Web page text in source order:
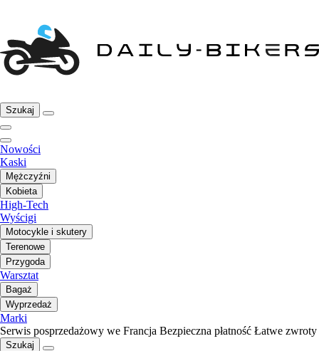
Szukaj
Nowości
Kaski
Mężczyźni
Kobieta
High-Tech
Wyścigi
Motocykle i skutery
Terenowe
Przygoda
Warsztat
Bagaż
Wyprzedaż
Marki
Serwis posprzedażowy we Francja Bezpieczna płatność Łatwe zwroty
Szukaj